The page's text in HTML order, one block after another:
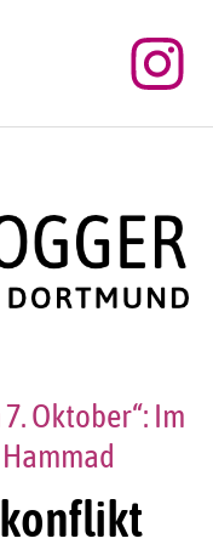
Oktober“: Im